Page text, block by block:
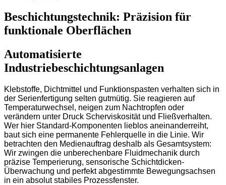
Beschichtungstechnik: Präzision für
funktionale Oberflächen
Automatisierte
Industriebeschichtungsanlagen
Klebstoffe, Dichtmittel und Funktionspasten verhalten sich in
der Serienfertigung selten gutmütig. Sie reagieren auf
Temperaturwechsel, neigen zum Nachtropfen oder
verändern unter Druck Scherviskosität und Fließverhalten.
Wer hier Standard-Komponenten lieblos aneinanderreiht,
baut sich eine permanente Fehlerquelle in die Linie. Wir
betrachten den Medienauftrag deshalb als Gesamtsystem:
Wir zwingen die unberechenbare Fluidmechanik durch
präzise Temperierung, sensorische Schichtdicken-
Überwachung und perfekt abgestimmte Bewegungsachsen
in ein absolut stabiles Prozessfenster.